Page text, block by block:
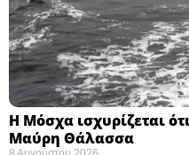
Η Μόσχα ισχυρίζεται
Μαύρη Θάλασσα ​